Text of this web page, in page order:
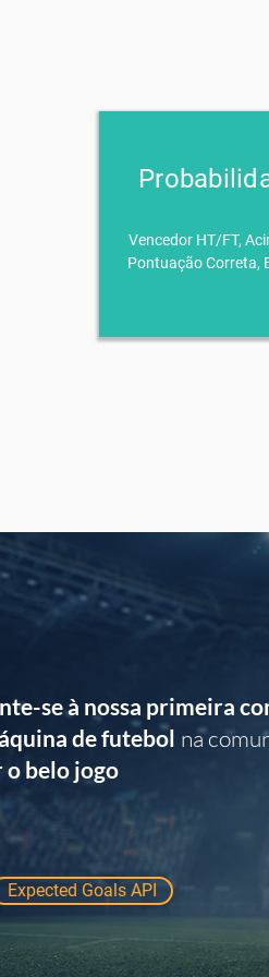
Vencedor HT/FT,
Pontuação Correta,
se à nossa primeira
de futebol na
belo jogo
Expected Goals API